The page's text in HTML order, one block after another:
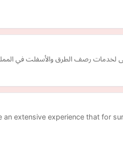
لخدمات رصف الطرق والأسفلت في
extensive experience that for